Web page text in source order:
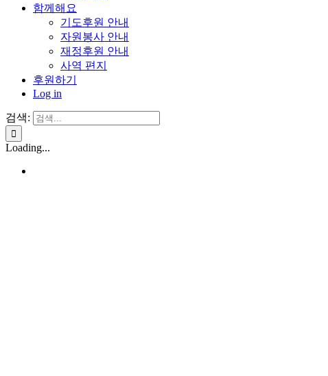
함께해요
기도후원 안내
자원봉사 안내
재정후원 안내
사역 편지
후원하기
Log in
검색:
Loading...